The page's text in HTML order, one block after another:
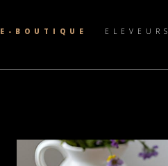
E-BOUTIQUE ELEVEURS